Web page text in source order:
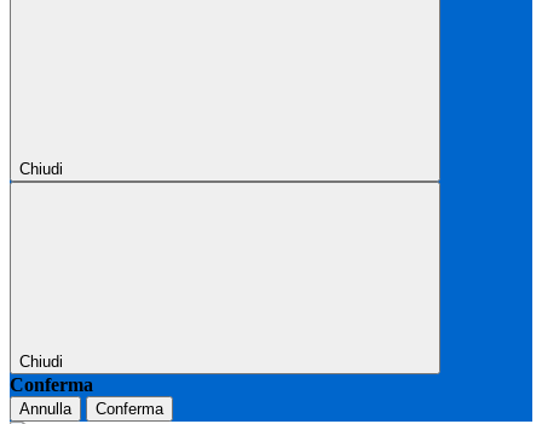
Chiudi
Chiudi
Conferma
Annulla Conferma